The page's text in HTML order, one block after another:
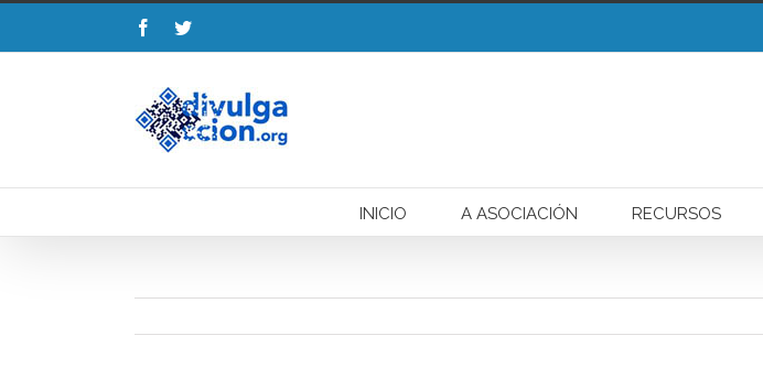
INICIO A ASOCIACIÓN RECURSOS